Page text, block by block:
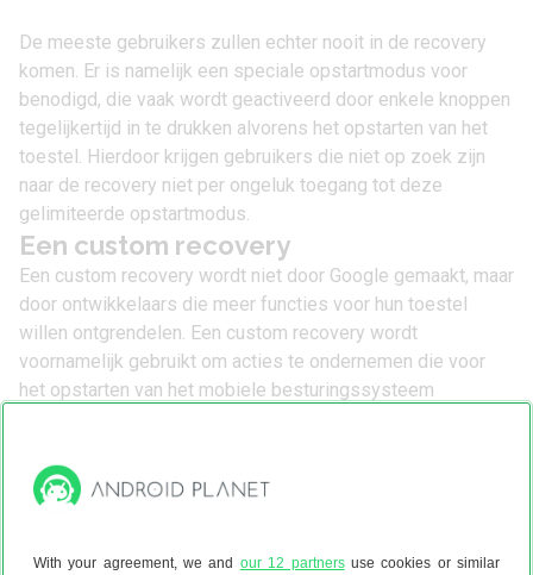
With your agreement, we and our 12 partnersuse cookies or similar
De meeste gebruikers zullen echter nooit in de recovery
komen. Er is namelijk een speciale opstartmodus voor
benodigd, die vaak wordt geactiveerd door enkele knoppen
tegelijkertijd in te drukken alvorens het opstarten van het
toestel. Hierdoor krijgen gebruikers die niet op zoek zijn
naar de recovery niet per ongeluk toegang tot deze
gelimiteerde opstartmodus.
Een custom recovery
Een custom recovery wordt niet door Google gemaakt, maar
door ontwikkelaars die meer functies voor hun toestel
willen ontgrendelen. Een custom recovery wordt
voornamelijk gebruikt om acties te ondernemen die voor
het opstarten van het mobiele besturingssysteem
de populairste custom recovery’s zijnClockworkMod